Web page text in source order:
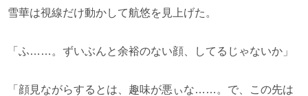
雪華は視線だけ動かして航悠を見上げた。
「ふ……。ずいぶんと余裕のない顔、してるじゃないか」
「顔見ながらするとは、趣味が悪ぃな……。で、この先は